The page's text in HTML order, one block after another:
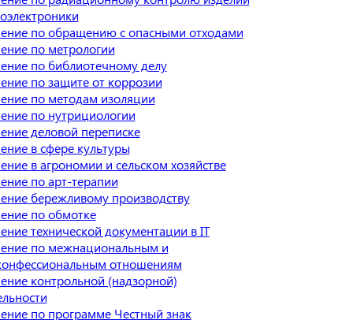
по обращению с опасными отходами
по метрологии
по библиотечному делу
по защите от коррозии
по методам изоляции
по нутрициологии
деловой переписке
в сфере культуры
в агрономии и сельском хозяйстве
по арт-терапии
бережливому производству
по обмотке
технической документации в IT
по межнациональным и
отношениям
контрольной (надзорной)
по программе Честный знак